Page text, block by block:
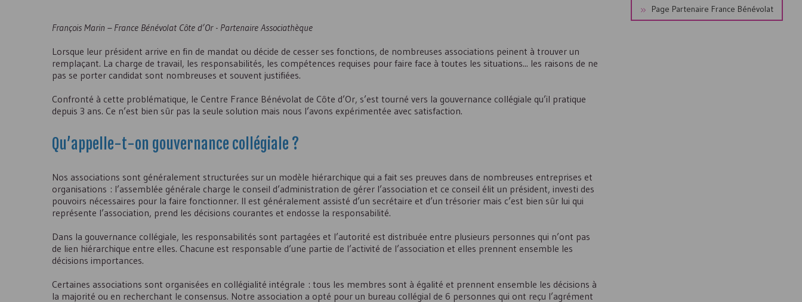
François Marin – France Bénévolat Côte d’Or - Partenaire Associathèque
Lorsque leur président arrive en fin de mandat ou décide de cesser ses fonctions, de nombreuses associations peinent à trouver un
remplaçant. La charge de travail, les responsabilités, les compétences requises pour faire face à toutes les situations... les raisons de ne
pas se porter candidat sont nombreuses et souvent justifiées.
Confronté à cette problématique, le Centre France Bénévolat de Côte d’Or, s’est tourné vers la gouvernance collégiale qu’il pratique
depuis 3 ans. Ce n’est bien sûr pas la seule solution mais nous l’avons expérimentée avec satisfaction.
Qu’appelle-t-on gouvernance collégiale ?
Nos associations sont généralement structurées sur un modèle hiérarchique qui a fait ses preuves dans de nombreuses entreprises et
organisations : l’assemblée générale charge le conseil d’administration de gérer l’association et ce conseil élit un président, investi des
pouvoirs nécessaires pour la faire fonctionner. Il est généralement assisté d’un secrétaire et d’un trésorier mais c’est bien sûr lui qui
représente l’association, prend les décisions courantes et endosse la responsabilité.
Dans la gouvernance collégiale, les responsabilités sont partagées et l’autorité est distribuée entre plusieurs personnes qui n’ont pas
de lien hiérarchique entre elles. Chacune est responsable d’une partie de l’activité de l’association et elles prennent ensemble les
décisions importances.
Certaines associations sont organisées en collégialité intégrale : tous les membres sont à égalité et prennent ensemble les décisions à
la majorité ou en recherchant le consensus. Notre association a opté pour un bureau collégial de 6 personnes qui ont reçu l’agrément
Page Partenaire France Bénévolat